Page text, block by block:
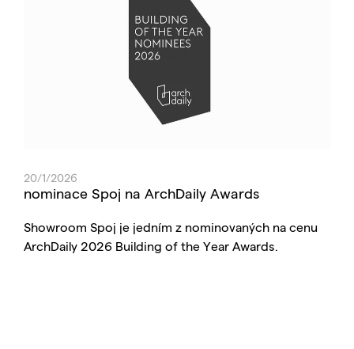
20/1/2026
nominace Spoj na ArchDaily Awards
Showroom Spoj je jedním z nominovaných na cenu
ArchDaily 2026 Building of the Year Awards.